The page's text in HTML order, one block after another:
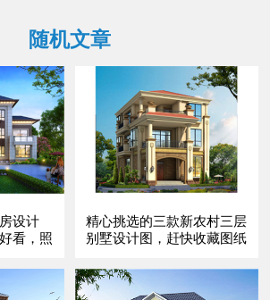
随机文章
设计
看，照
精心挑选的三款新农村三层
别墅设计图，赶快收藏图纸